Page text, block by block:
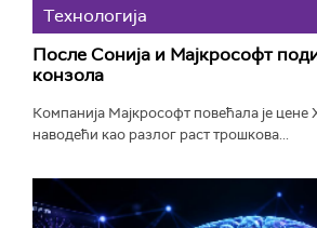
Технологијa
После Сонија и Мајкрософт
конзола
Компанија Мајкрософт повећала је цене
наводећи као разлог раст трошкова...